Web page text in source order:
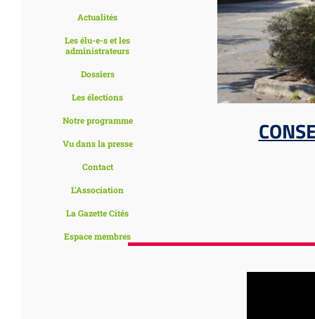
Actualités
Les élu-e-s et les
administrateurs
Dossiers
Les élections
Notre programme
Vu dans la presse
Contact
L'Association
La Gazette Cités
Espace membres